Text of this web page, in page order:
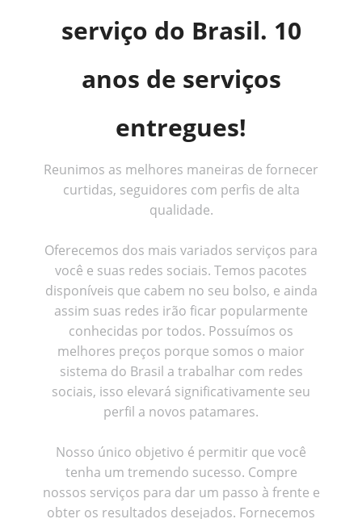
serviço do Brasil. 10
anos de serviços
entregues!
Reunimos as melhores maneiras de fornecer
curtidas, seguidores com perfis de alta
qualidade.
Oferecemos dos mais variados serviços para
você e suas redes sociais. Temos pacotes
disponíveis que cabem no seu bolso, e ainda
assim suas redes irão ficar popularmente
conhecidas por todos. Possuímos os
melhores preços porque somos o maior
sistema do Brasil a trabalhar com redes
sociais, isso elevará significativamente seu
perfil a novos patamares.
Nosso único objetivo é permitir que você
tenha um tremendo sucesso. Compre
nossos serviços para dar um passo à frente e
obter os resultados desejados. Fornecemos